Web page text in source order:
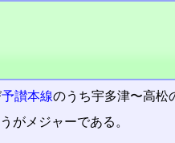
予讃本線のうち宇多津〜高松
がメジャーである。